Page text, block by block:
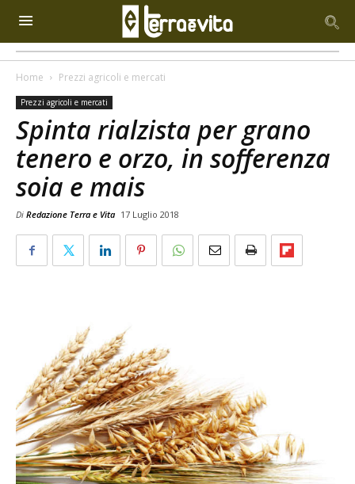
Home Prezzi agricoli e mercati
Prezzi agricoli e mercati
Spinta rialzista per grano
tenero e orzo, in sofferenza
soia e mais
Di Redazione Terra e Vita 17 Luglio 2018